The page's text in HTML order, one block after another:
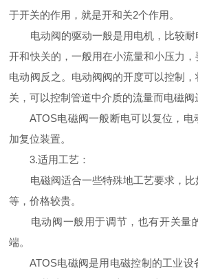
于开关的作用，就是开和关2个作用。
电动阀的驱动一般是用电机，比较耐
开和快关的，一般用在小流量和小压力
电动阀反之。电动阀阀的开度可以控制
关，可以控制管道中介质的流量而电磁阀
ATOS电磁阀一般断电可以复位，电
加复位装置。
3.适用工艺：
电磁阀适合一些特殊地工艺要求，比
等，价格较贵。
电动阀一般用于调节，也有开关量
端。
ATOS电磁阀是用电磁控制的工业设